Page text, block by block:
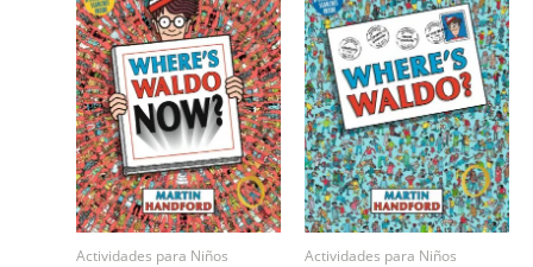
Actividades para Niños Actividades para Niños